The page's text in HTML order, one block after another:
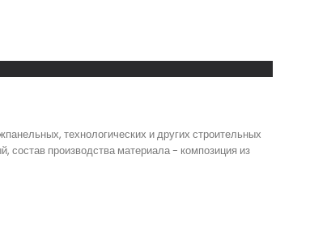
технологических и других строительных
состав производства материала - композиция из